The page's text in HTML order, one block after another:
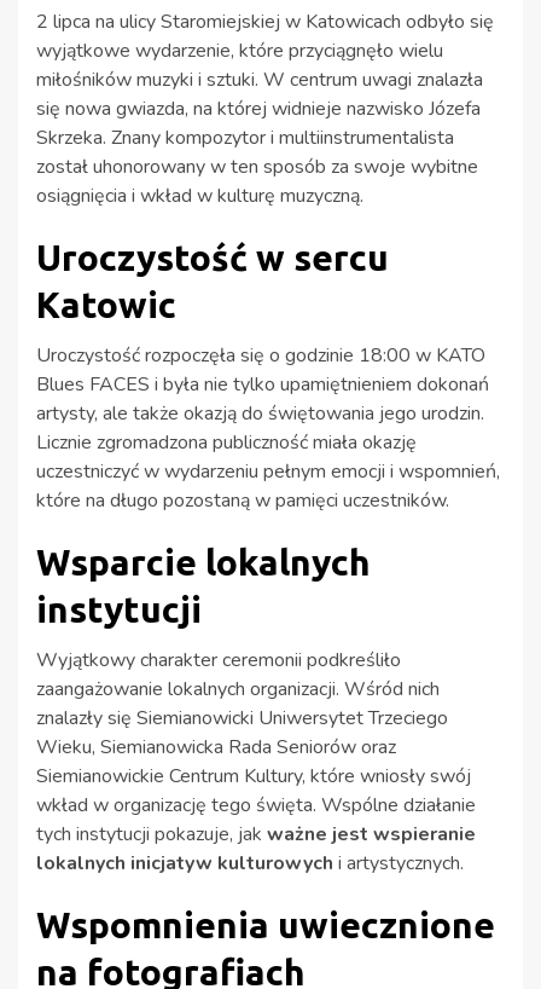
2 lipca na ulicy Staromiejskiej w Katowicach odbyło się
wyjątkowe wydarzenie, które przyciągnęło wielu
miłośników muzyki i sztuki. W centrum uwagi znalazła
się nowa gwiazda, na której widnieje nazwisko Józefa
Skrzeka. Znany kompozytor i multiinstrumentalista
został uhonorowany w ten sposób za swoje wybitne
osiągnięcia i wkład w kulturę muzyczną.
Uroczystość w sercu
Katowic
Uroczystość rozpoczęła się o godzinie 18:00 w KATO
Blues FACES i była nie tylko upamiętnieniem dokonań
artysty, ale także okazją do świętowania jego urodzin.
Licznie zgromadzona publiczność miała okazję
uczestniczyć w wydarzeniu pełnym emocji i wspomnień,
które na długo pozostaną w pamięci uczestników.
Wsparcie lokalnych
instytucji
Wyjątkowy charakter ceremonii podkreśliło
zaangażowanie lokalnych organizacji. Wśród nich
znalazły się Siemianowicki Uniwersytet Trzeciego
Wieku, Siemianowicka Rada Seniorów oraz
Siemianowickie Centrum Kultury, które wniosły swój
wkład w organizację tego święta. Wspólne działanie
tych instytucji pokazuje, jak ważne jest wspieranie
lokalnych inicjatyw kulturowych i artystycznych.
Wspomnienia uwiecznione
na fotografiach